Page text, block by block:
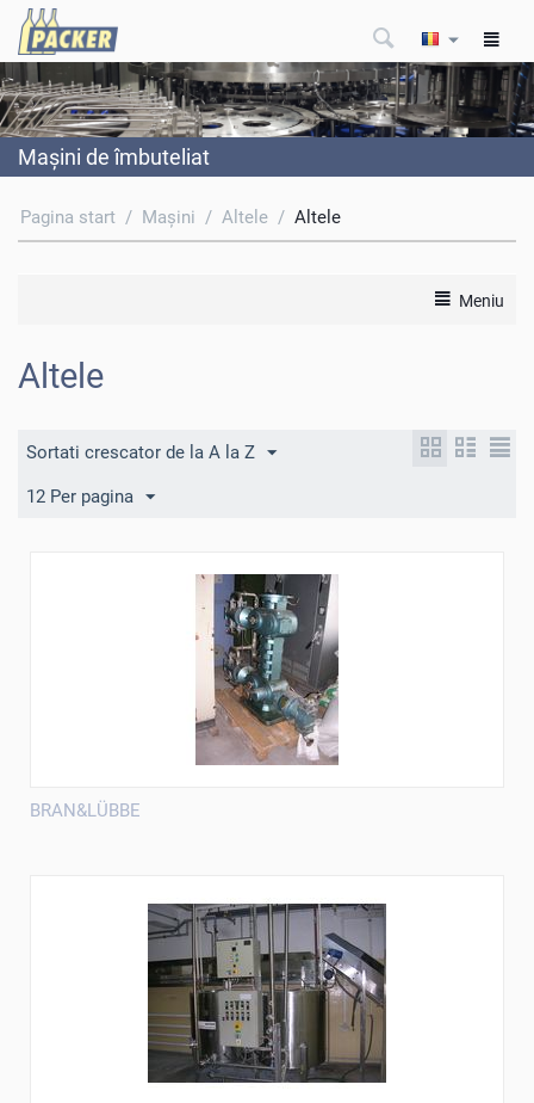
Maşini de îmbuteliat
Pagina start / Maşini / Altele / Altele
Meniu
Altele
Sortati crescator de la A la Z
12 Per pagina
BRAN&LÜBBE